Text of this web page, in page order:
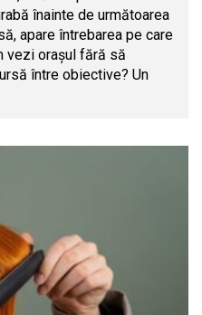
înainte de următoarea
apare întrebarea pe care
vezi orașul fără să
între obiective? Un